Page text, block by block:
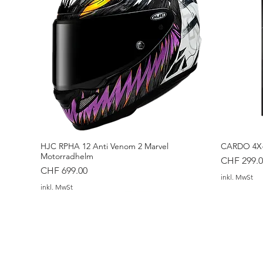
HJC RPHA 12 Anti Venom 2 Marvel
Motorradhelm
Preis
CHF 699.00
inkl. MwSt
CARDO
Preis
CHF
inkl. MwSt